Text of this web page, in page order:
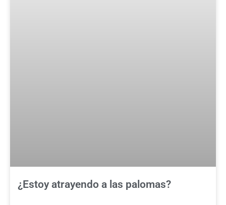
¿Estoy atrayendo a las palomas?